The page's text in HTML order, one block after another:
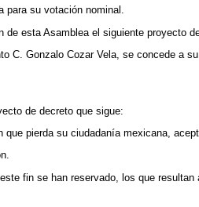
para su votación nominal.
esta Asamblea el siguiente proyecto
Gonzalo Cozar Vela, se concede a
de decreto que sigue:
pierda su ciudadanía mexicana,
fin se han reservado, los que